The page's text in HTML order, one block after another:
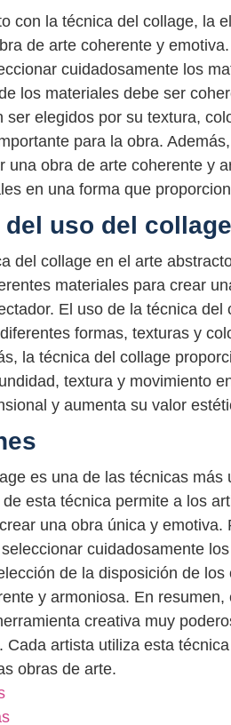
con la técnica del collage, la
de arte coherente y
cuidadosamente los
los materiales debe ser
ser elegidos por su textura,
para la obra.
una obra de arte coherente y
en una forma que
uso del
del collage en el arte
materiales para crear
El uso de la técnica
formas, texturas y
la técnica del collage
textura y movimiento
y aumenta su valor
es una de las técnicas
esta técnica permite a los
una obra única y
cuidadosamente
de la disposición de
y armoniosa. En
creativa muy
Cada artista utiliza esta
obras de arte.